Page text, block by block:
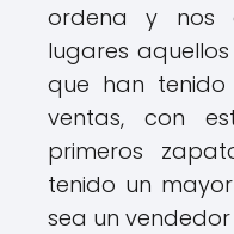
ordena y nos
lugares
que han
ventas, con
primeros
tenido un
sea un